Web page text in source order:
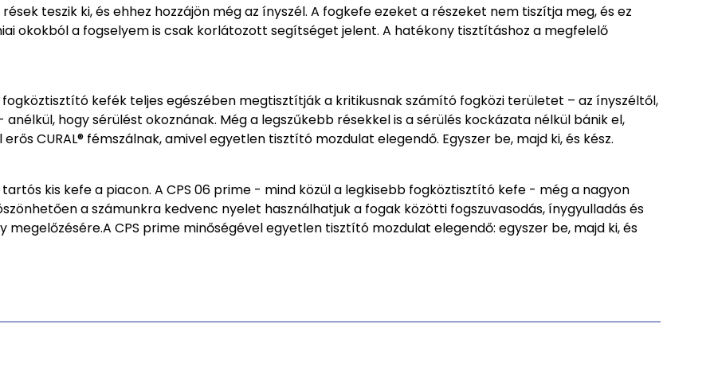
teszik ki, és ehhez hozzájön még az ínyszél. A fogkefe ezeket a részeket nem tiszítja meg, és ez
okokból a fogselyem is csak korlátozott segítséget jelent. A hatékony tisztításhoz a megfelelő
fogköztisztító kefék teljes egészében megtisztítják a kritikusnak számító fogközi területet – az ínyszéltől,
hogy sérülést okoznának. Még a legszűkebb résekkel is a sérülés kockázata nélkül bánik el,
CURAL® fémszálnak, amivel egyetlen tisztító mozdulat elegendő. Egyszer be, majd ki, és kész.
kis kefe a piacon. A CPS 06 prime - mind közül a legkisebb fogköztisztító kefe - még a nagyon
a számunkra kedvenc nyelet használhatjuk a fogak közötti fogszuvasodás, ínygyulladás és
CPS prime minőségével egyetlen tisztító mozdulat elegendő: egyszer be, majd ki, és